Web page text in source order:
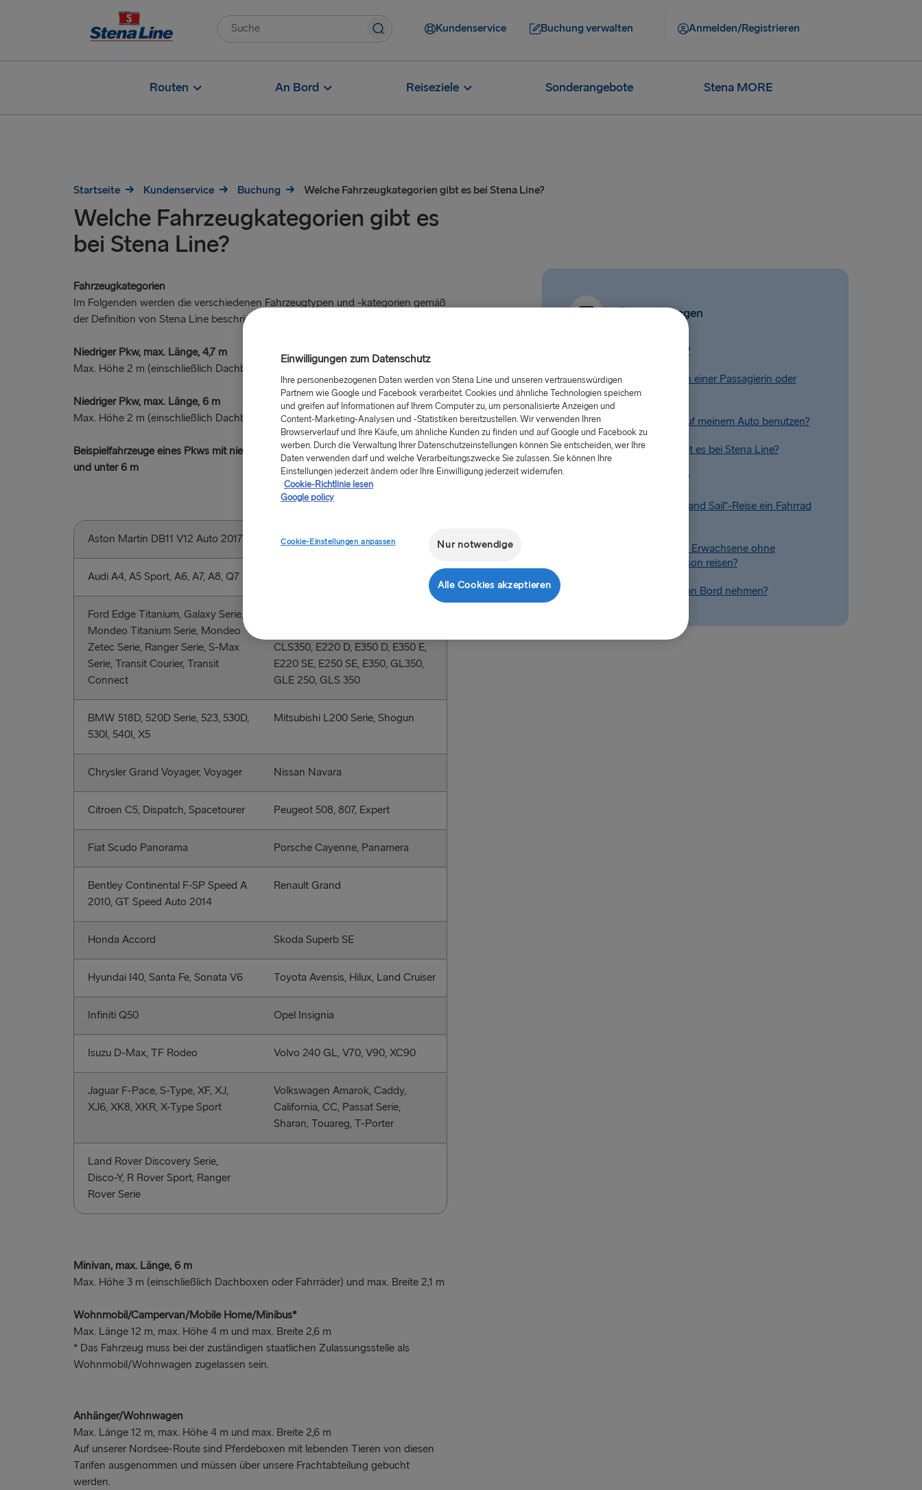
Kundenservice Buchung verwalten Anmelden/Registrieren
Routen An Bord Reiseziele Sonderangebote Stena MORE
Startseite Kundenservice Buchung Welche Fahrzeugkategorien gibt es bei Stena Line?
Welche Fahrzeugkategorien gibt es
bei Stena Line?
Fahrzeugkategorien
Im Folgenden werden die verschiedenen Fahrzeugtypen und -kategorien gemäß
der Definition von Stena Line beschrieben.
Niedriger Pkw, max. Länge, 4,7 m
Max. Höhe 2 m (einschließlich Dachboxen oder Fahrräder) und max. Breite 2,1 m
Niedriger Pkw, max. Länge, 6 m
Max. Höhe 2 m (einschließlich Dachboxen oder Fahrräder) und max. Breite 2,1 m
Beispielfahrzeuge eines Pkws mit niedriger Höhe mit einer Länge von über 4,7 m
und unter 6 m
Aston Martin DB11 V12 Auto 2017 Lexus RX 450H
Audi A4, A5 Sport, A6, A7, A8, Q7
Ford Edge Titanium, Galaxy Serie,
Mondeo Titanium Serie, Mondeo
Zetec Serie, Ranger Serie, S-Max
Serie, Transit Courier, Transit
Connect
CLS350, E220 D, E350 D, E350 E,
E220 SE, E250 SE, E350, GL350,
GLE 250, GLS 350
BMW 518D, 520D Serie, 523, 530D,
530I, 540I, X5
Mitsubishi L200 Serie, Shogun
Chrysler Grand Voyager, Voyager Nissan Navara
Citroen C5, Dispatch, Spacetourer Peugeot 508, 807, Expert
Fiat Scudo Panorama Porsche Cayenne, Panamera
Bentley Continental F-SP Speed A
2010, GT Speed Auto 2014
Renault Grand
Honda Accord Skoda Superb SE
Hyundai I40, Santa Fe, Sonata V6 Toyota Avensis, Hilux, Land Cruiser
Infiniti Q50 Opel Insignia
Isuzu D-Max, TF Rodeo Volvo 240 GL, V70, V90, XC90
Jaguar F-Pace, S-Type, XF, XJ,
XJ6, XK8, XKR, X-Type Sport
Volkswagen Amarok, Caddy,
California, CC, Passat Serie,
Sharan, Touareg, T-Porter
Land Rover Discovery Serie,
Disco-Y, R Rover Sport, Ranger
Rover Serie
Minivan, max. Länge, 6 m
Max. Höhe 3 m (einschließlich Dachboxen oder Fahrräder) und max. Breite 2,1 m
Wohnmobil/Campervan/Mobile Home/Minibus*
Max. Länge 12 m, max. Höhe 4 m und max. Breite 2,6 m
* Das Fahrzeug muss bei der zuständigen staatlichen Zulassungsstelle als
Wohnmobil/Wohnwagen zugelassen sein.
Anhänger/Wohnwagen
Max. Länge 12 m, max. Höhe 4 m und max. Breite 2,6 m
Auf unserer Nordsee-Route sind Pferdeboxen mit lebenden Tieren von diesen
Tarifen ausgenommen und müssen über unsere Frachtabteilung gebucht
werden.
Ähnliche Fragen
Welche Tarifarten gibt es?
Kann ich den Nachnamen einer Passagierin oder
eines Passagiers ändern?
Kann ich eine Dachbox auf meinem Auto benutzen?
Welche Altersgruppen gibt es bei Stena Line?
Was ist ein Nutzfahrzeug?
Kann ich auf meiner „Rail and Sail“-Reise ein Fahrrad
Dürfen Kindern und junge Erwachsene ohne
erwachsene Aufsichtsperson reisen?
Kann ich ein Fahrrad mit an Bord nehmen?
Einwilligungen zum Datenschutz
Ihre personenbezogenen Daten werden von Stena Line und unseren vertrauenswürdigen
Partnern wie Google und Facebook verarbeitet. Cookies und ähnliche Technologien speichern
und greifen auf Informationen auf Ihrem Computer zu, um personalisierte Anzeigen und
Content-Marketing-Analysen und -Statistiken bereitzustellen. Wir verwenden Ihren
Browserverlauf und Ihre Käufe, um ähnliche Kunden zu finden und auf Google und Facebook zu
werben. Durch die Verwaltung Ihrer Datenschutzeinstellungen können Sie entscheiden, wer Ihre
Daten verwenden darf und welche Verarbeitungszwecke Sie zulassen. Sie können Ihre
Einstellungen jederzeit ändern oder Ihre Einwilligung jederzeit widerrufen.
Cookie-Richtlinie lesen
Google policy
Cookie-Einstellungen anpassen Nur notwendige
Alle Cookies akzeptieren